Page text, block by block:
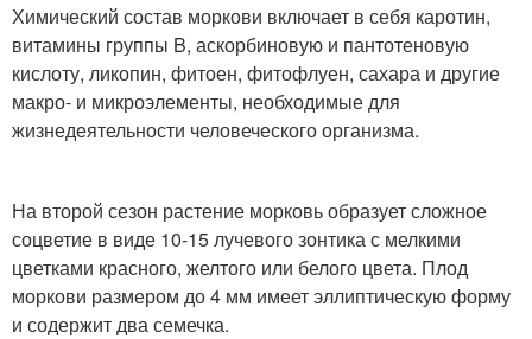
Химический состав моркови включает в себя каротин,
витамины группы B, аскорбиновую и пантотеновую
кислоту, ликопин, фитоен, фитофлуен, сахара и другие
макро- и микроэлементы, необходимые для
жизнедеятельности человеческого организма.
На второй сезон растение морковь образует сложное
соцветие в виде 10-15 лучевого зонтика с мелкими
цветками красного, желтого или белого цвета. Плод
моркови размером до 4 мм имеет эллиптическую форму
и содержит два семечка.